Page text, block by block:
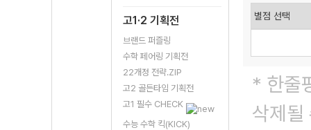
고1·2 기획전
브랜드 퍼즐링
수학 페어링 기획전
22개정 전략.ZIP
고2 골든타임 기획전
고1 필수 CHECK
수능 수학 킥(KICK)
* 한줄
삭제될